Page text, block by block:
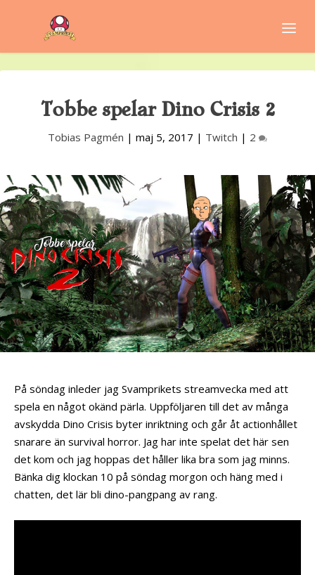
Tobbe spelar Dino Crisis 2
Tobias Pagmén | maj 5, 2017 | Twitch | 2
På söndag inleder jag Svamprikets streamvecka med att
spela en något okänd pärla. Uppföljaren till det av många
avskydda Dino Crisis byter inriktning och går åt actionhållet
snarare än survival horror. Jag har inte spelat det här sen
det kom och jag hoppas det håller lika bra som jag minns.
Bänka dig klockan 10 på söndag morgon och häng med i
chatten, det lär bli dino-pangpang av rang.